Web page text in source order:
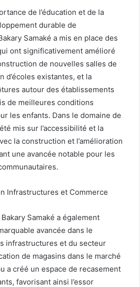
de l’éducation et de la
durable de
Samaké a mis en place des
ont significativement amélioré
de nouvelles salles de
d’écoles existantes, et la
autour des établissements
de meilleures conditions
les enfants. Dans le domaine de
mis sur l’accessibilité et la
la construction et l’amélioration
une avancée notable pour les
Infrastructures et Commerce
Samaké a également
avancée dans le
infrastructures et du secteur
de magasins dans le marché
a créé un espace de recasement
favorisant ainsi l’essor